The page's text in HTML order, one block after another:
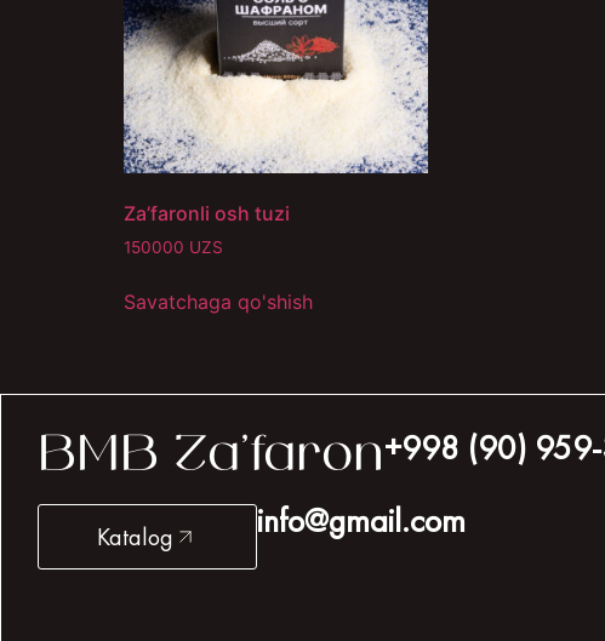
Za’faronli osh tuzi
150000 UZS
Savatchaga qo'shish
BMB Za’faron+998 (90)
Katalog info@gmail.com